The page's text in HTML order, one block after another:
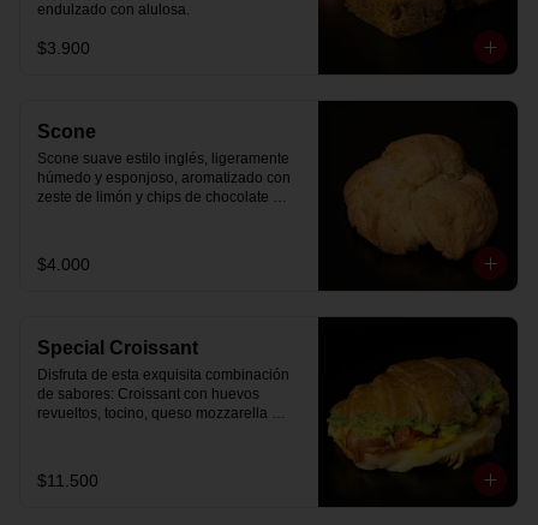
endulzado con alulosa.
$3.900
Scone
Scone suave estilo inglés, ligeramente
húmedo y esponjoso, aromatizado con
zeste de limón y chips de chocolate
desayuno dulce y equilibrado.
$4.000
Special Croissant
Disfruta de esta exquisita combinación
de sabores: Croissant con huevos
revueltos, tocino, queso mozzarella
$11.500